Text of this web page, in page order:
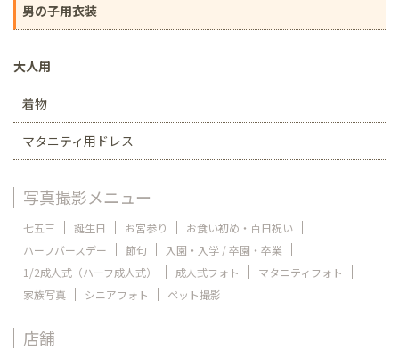
男の子用衣装
大人用
着物
マタニティ用ドレス
写真撮影メニュー
七五三 誕生日 お宮参り
お食い初め・百日祝い
ハーフバースデー
節句
入園・入学 / 卒園・卒業
1/2成人式（ハーフ成人式）
成人式フォト
マタニティフォト
家族写真
シニアフォト ペット撮影
店舗